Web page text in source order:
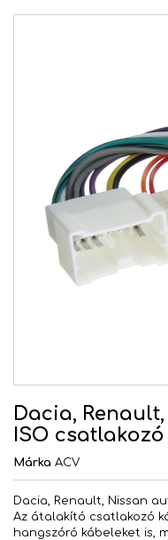
Dacia,
ISO csatlakozó
Márka ACV
Dacia, Renault, Nissan
Az átalakító csatlakozó
hangszóró kábeleket is,